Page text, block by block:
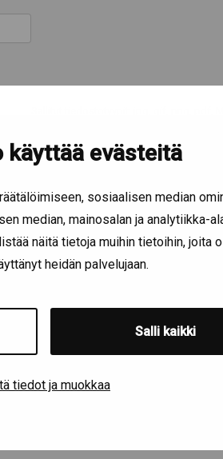
käyttää evästeitä
sosiaalisen median
median, mainosalan ja analytiikka-
näitä tietoja muihin tietoihin, joita
heidän palvelujaan.
Salli kaikki
tiedot ja muokkaa